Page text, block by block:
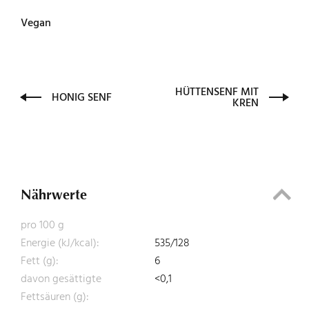
HONIG SENF HÜTTENSENF MIT
KREN
Vegan
Nährwerte
pro 100 g
Energie (kJ/kcal):
535/128
Fett (g):
6
davon gesättigte
Fettsäuren (g):
<0,1